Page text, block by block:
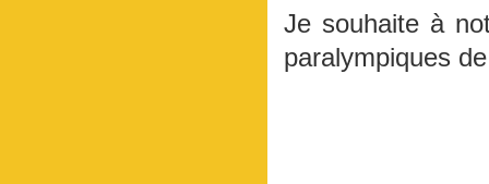
Je souhaite à
paralympiques